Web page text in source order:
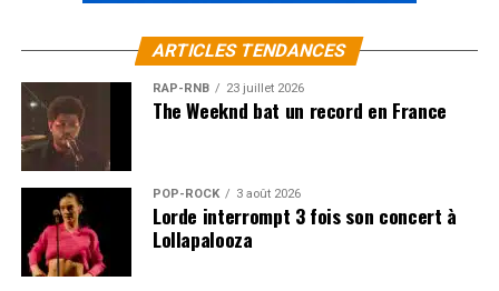
ARTICLES TENDANCES
RAP-RNB 23 juillet 2026
The Weeknd bat un record en France
POP-ROCK 3 août 2026
Lorde interrompt 3 fois son concert à
Lollapalooza